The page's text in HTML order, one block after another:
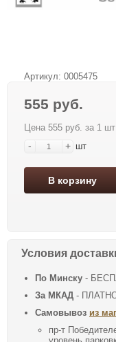
Артикул: 0005475
555 руб.
Цена 555 руб. за 1 шт
- + шт
В корзину
Условия
По Минску -
За МКАД - ПЛАТНО
Самовывоз из
пр-т